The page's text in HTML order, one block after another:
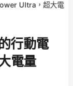
Ultra，超大電
行動電
電量